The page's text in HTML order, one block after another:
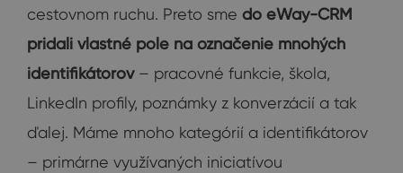
cestovnom ruchu. Preto sme do eWay-CRM
pridali vlastné pole na označenie mnohých
identifikátorov– pracovné funkcie, škola,
LinkedIn profily, poznámky z konverzácií a tak
ďalej. Máme mnoho kategórií a identifikátorov
– primárne využívaných iniciatívou